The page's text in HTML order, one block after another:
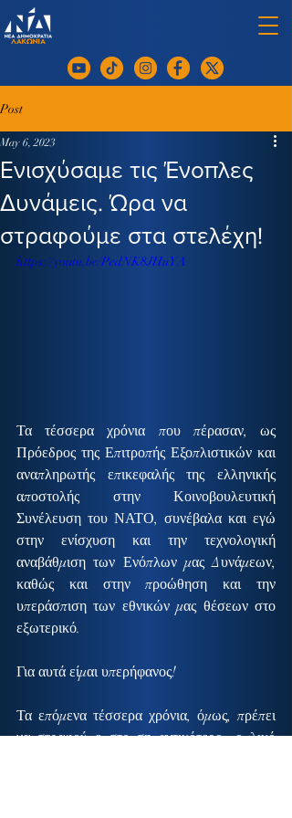
Post
Ενισχύσαμε τις Ένοπλες
Δυνάμεις. Ώρα να
στραφούμε στα στελέχη!
May 6, 2023
https://youtu.be/PedNK8JHuYA
Τα τέσσερα χρόνια που πέρασαν, ως
Πρόεδρος της Επιτροπής Εξοπλιστικών και
αναπληρωτής επικεφαλής της ελληνικής
αποστολής στην Κοινοβουλευτική
Συνέλευση του ΝΑΤΟ, συνέβαλα και εγώ
στην ενίσχυση και την τεχνολογική
αναβάθμιση των Ενόπλων μας Δυνάμεων,
καθώς και στην προώθηση και την
υπεράσπιση των εθνικών μας θέσεων στο
εξωτερικό.
Για αυτά είμαι υπερήφανος!
Τα επόμενα τέσσερα χρόνια, όμως, πρέπει
να στραφούμε στο σημαντικότερο «οπλικό